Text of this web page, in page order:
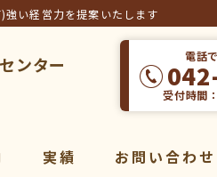
い経営力を提案いたします
ンター 電話
受付時間
実績 お問い合わせ